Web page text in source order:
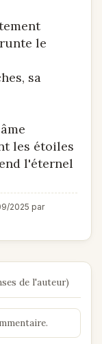
le
sa
les étoiles
l'éternel
2025 par
de l'auteur)